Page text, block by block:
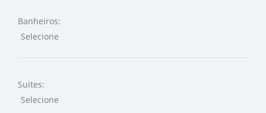
Banheiros:
Suites: